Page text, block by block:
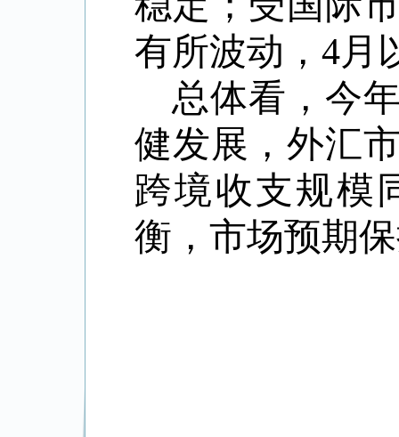
有所波动，4月
总体看，今
健发展，外汇
跨境收支规模
衡，市场预期